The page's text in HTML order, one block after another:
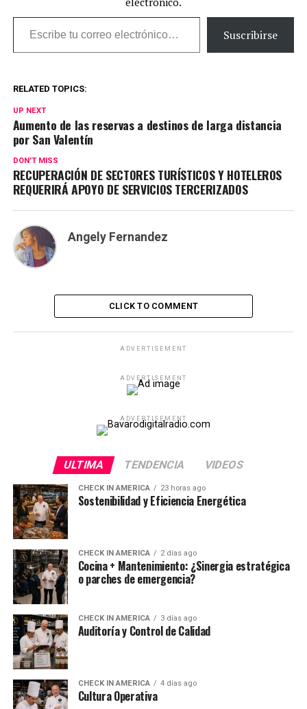
Escribe tu correo electrónico…
Suscribirse
RELATED TOPICS:
UP NEXT
Aumento de las reservas a destinos de larga distancia
por San Valentín
DON'T MISS
RECUPERACIÓN DE SECTORES TURÍSTICOS Y HOTELEROS
REQUERIRÁ APOYO DE SERVICIOS TERCERIZADOS
Angely Fernandez
CLICK TO COMMENT
ADVERTISEMENT
ADVERTISEMENT
ADVERTISEMENT
ULTIMA TENDENCIA VIDEOS
CHECK IN AMERICA 23 horas ago
Sostenibilidad y Eficiencia Energética
CHECK IN AMERICA 2 días ago
Cocina + Mantenimiento: ¿Sinergia estratégica
o parches de emergencia?
CHECK IN AMERICA 3 días ago
Auditoría y Control de Calidad
CHECK IN AMERICA 4 días ago
Cultura Operativa